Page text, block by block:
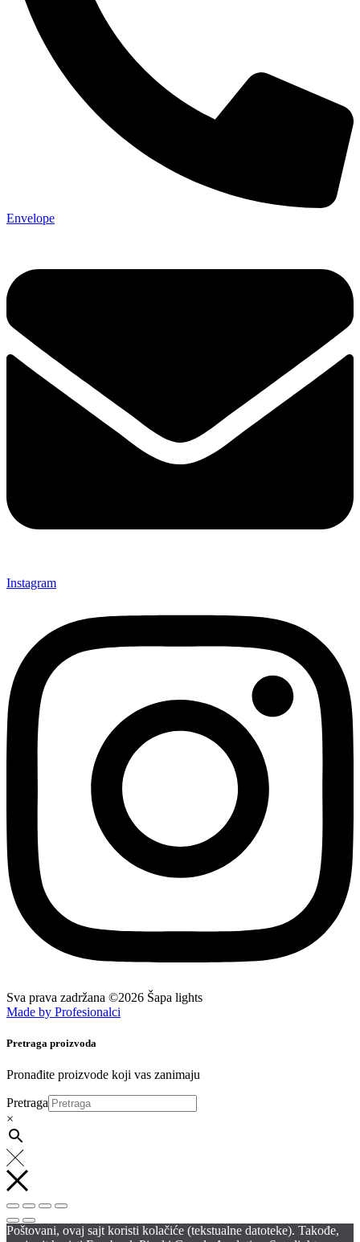
Envelope
Instagram
Sva prava zadržana ©2026 Šapa lights
Made by Profesionalci
Pretraga proizvoda
Pronađite proizvode koji vas zanimaju
Pretraga
×
Poštovani, ovaj sajt koristi kolačiće (tekstualne datoteke). Takođe,